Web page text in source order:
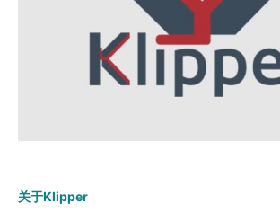
关于Klipper